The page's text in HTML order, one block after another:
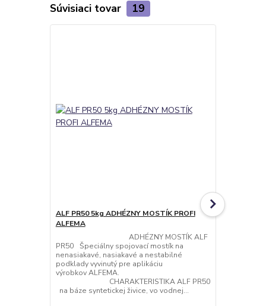
Súvisiaci tovar 19
ALF PR50 5kg ADHÉZNY MOSTÍK PROFI
ALFEMA
ADHÉZNY MOSTÍK ALF
PR50 Špeciálny spojovací mostík na
nenasiakavé, nasiakavé a nestabilné
podklady vyvinutý pre aplikáciu
výrobkov ALFEMA.
CHARAKTERISTIKA ALF PR50
na báze syntetickej živice, vo vodnej...
ALF PR50